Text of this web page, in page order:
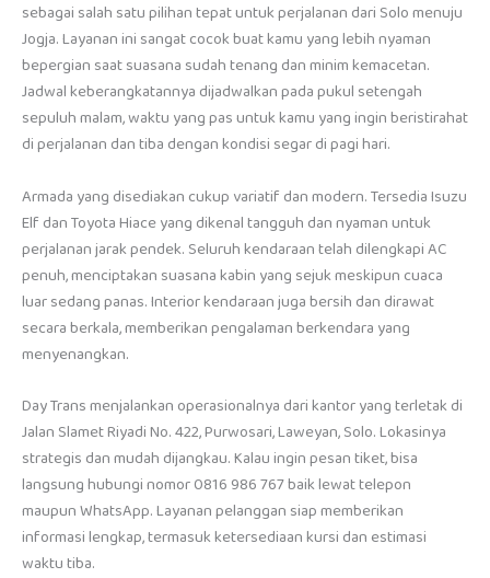
sebagai salah satu pilihan tepat untuk perjalanan dari Solo menuju
Jogja. Layanan ini sangat cocok buat kamu yang lebih nyaman
bepergian saat suasana sudah tenang dan minim kemacetan.
Jadwal keberangkatannya dijadwalkan pada pukul setengah
sepuluh malam, waktu yang pas untuk kamu yang ingin beristirahat
di perjalanan dan tiba dengan kondisi segar di pagi hari.
Armada yang disediakan cukup variatif dan modern. Tersedia Isuzu
Elf dan Toyota Hiace yang dikenal tangguh dan nyaman untuk
perjalanan jarak pendek. Seluruh kendaraan telah dilengkapi AC
penuh, menciptakan suasana kabin yang sejuk meskipun cuaca
luar sedang panas. Interior kendaraan juga bersih dan dirawat
secara berkala, memberikan pengalaman berkendara yang
menyenangkan.
Day Trans menjalankan operasionalnya dari kantor yang terletak di
Jalan Slamet Riyadi No. 422, Purwosari, Laweyan, Solo. Lokasinya
strategis dan mudah dijangkau. Kalau ingin pesan tiket, bisa
langsung hubungi nomor 0816 986 767 baik lewat telepon
maupun WhatsApp. Layanan pelanggan siap memberikan
informasi lengkap, termasuk ketersediaan kursi dan estimasi
waktu tiba.